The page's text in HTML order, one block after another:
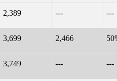
2,389 --- ---
3,699 2,466
3,749 --- ---